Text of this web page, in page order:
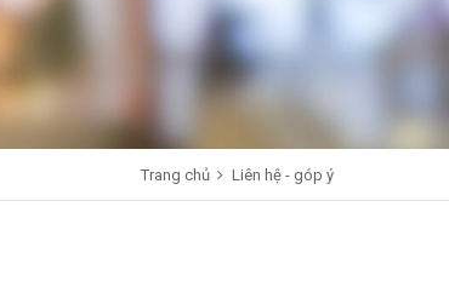
Trang chủ Liên hệ - góp ý